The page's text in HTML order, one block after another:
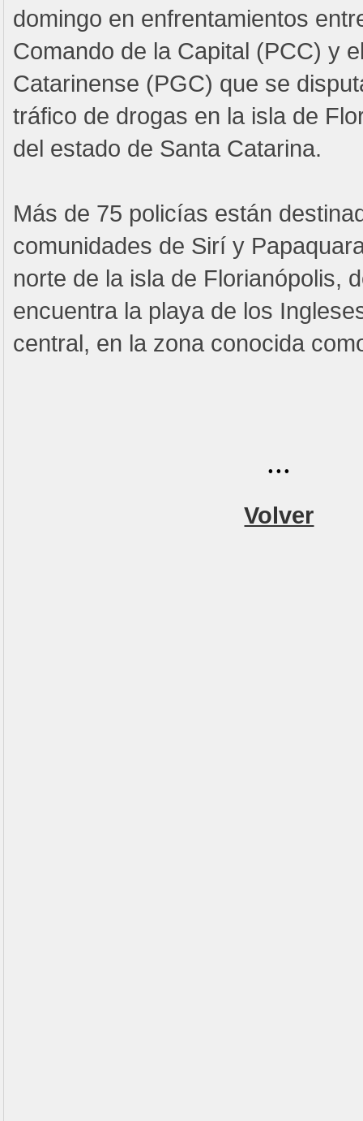
domingo en enfrentamientos
Comando de la Capital (PCC) y
Catarinense (PGC) que se
tráfico de drogas en la isla de
del estado de Santa Catarina.
Más de 75 policías están
comunidades de Sirí y
norte de la isla de Florianópolis,
encuentra la playa de los
central, en la zona conocida
...
Volver